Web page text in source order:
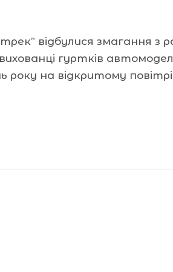
відбулися змагання з
вихованці гуртків
на відкритому